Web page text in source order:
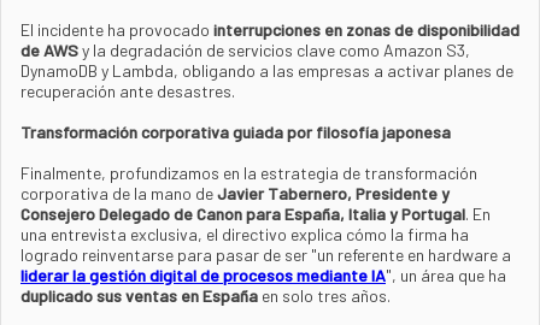
El incidente ha provocado interrupciones en zonas de disponibilidad
de AWSy la degradación de servicios clave como Amazon S3,
DynamoDB y Lambda, obligando a las empresas a activar planes de
recuperación ante desastres.
Transformación corporativa guiada por filosofía japonesa
Finalmente, profundizamos en la estrategia de transformación
corporativa de la mano deJavier Tabernero, Presidente y
Consejero Delegado de Canon para España, Italia y Portugal. En
una entrevista exclusiva, el directivo explica cómo la firma ha
logrado reinventarse para pasar de ser "un referente en hardware a
liderar la gestión digital de procesos mediante IA", un área que ha
duplicado sus ventas en España en solo tres años.